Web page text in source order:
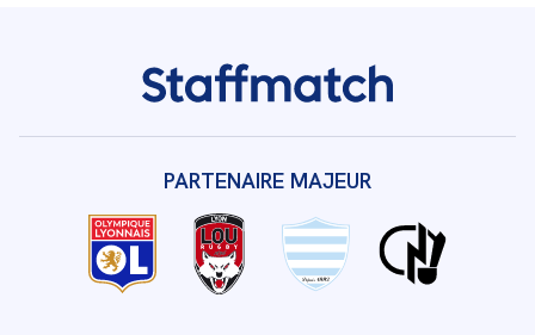
PARTENAIRE MAJEUR